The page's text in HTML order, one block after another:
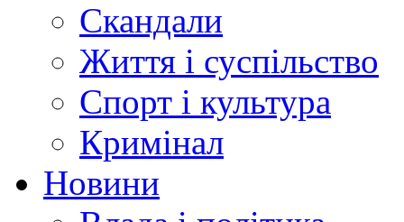
Скандали
Життя і суспільство
Спорт і культура
Кримінал
Новини